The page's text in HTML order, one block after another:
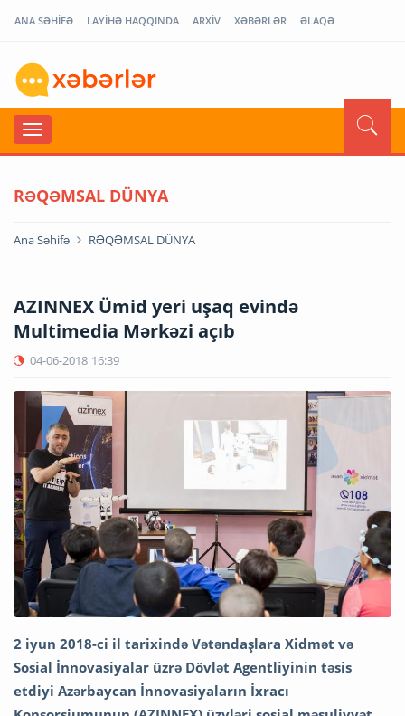
ANA SƏHİFƏ LAYİHƏ HAQQINDA ARXİV XƏBƏRLƏR ƏLAQƏ
RƏQƏMSAL DÜNYA
Ana Səhifə RƏQƏMSAL DÜNYA
AZINNEX Ümid yeri uşaq evində
Multimedia Mərkəzi açıb
04-06-2018 16:39
2 iyun 2018-ci il tarixində Vətəndaşlara Xidmət və
Sosial İnnovasiyalar üzrə Dövlət Agentliyinin təsis
etdiyi Azərbaycan İnnovasiyaların İxracı